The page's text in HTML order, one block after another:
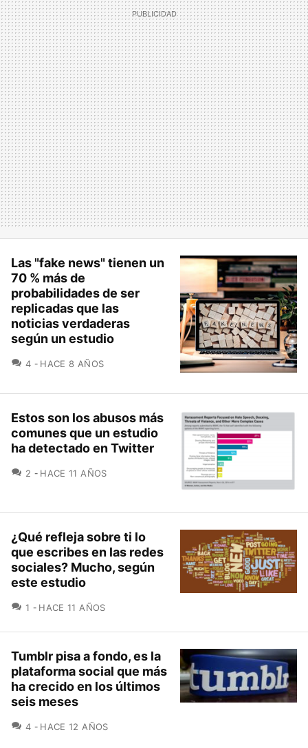
Las "fake news" tienen un
70 % más de
probabilidades de ser
replicadas que las
noticias verdaderas
según un estudio
4 COMENTARIOS
HACE 8 AÑOS
Estos son los abusos más
comunes que un estudio
ha detectado en Twitter
2 COMENTARIOS
HACE 11 AÑOS
¿Qué refleja sobre ti lo
que escribes en las redes
sociales? Mucho, según
este estudio
1 COMENTARIOS
HACE 11 AÑOS
Tumblr pisa a fondo, es la
plataforma social que más
ha crecido en los últimos
seis meses
4 COMENTARIOS
HACE 12 AÑOS